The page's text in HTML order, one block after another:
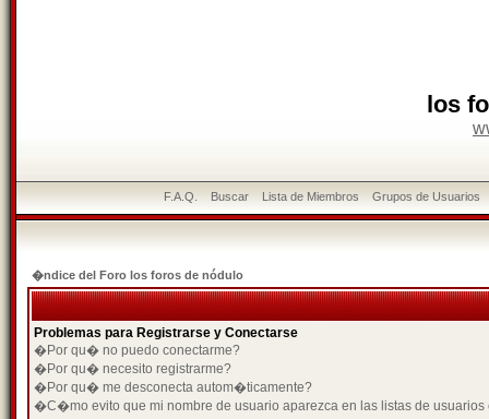
los
F.A.Q. Buscar Lista de Miembros Grupos de Usuarios
�ndice del Foro los foros de nódulo
Problemas para Registrarse y Conectarse
�Por qu� no puedo conectarme?
�Por qu� necesito registrarme?
�Por qu� me desconecta autom�ticamente?
�C�mo evito que mi nombre de usuario aparezca en las listas de usuarios